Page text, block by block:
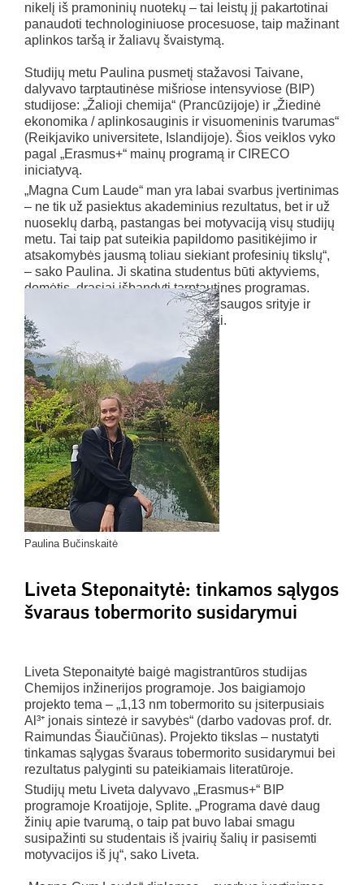
nikelį iš pramoninių nuotekų – tai leistų jį pakartotinai
panaudoti technologiniuose procesuose, taip mažinant
aplinkos taršą ir žaliavų švaistymą.
Studijų metu Paulina pusmetį stažavosi Taivane,
dalyvavo tarptautinėse mišriose intensyviose (BIP)
studijose: „Žalioji chemija“ (Prancūzijoje) ir „Žiedinė
ekonomika / aplinkosauginis ir visuomeninis tvarumas“
(Reikjaviko universitete, Islandijoje). Šios veiklos vyko
pagal „Erasmus+“ mainų programą ir CIRECO
iniciatyvą.
„Magna Cum Laude“ man yra labai svarbus įvertinimas
– ne tik už pasiektus akademinius rezultatus, bet ir už
nuoseklų darbą, pastangas bei motyvaciją visų studijų
metu. Tai taip pat suteikia papildomo pasitikėjimo ir
atsakomybės jausmą toliau siekiant profesinių tikslų“,
– sako Paulina. Ji skatina studentus būti aktyviems,
domėtis, drąsiai išbandyti tarptautines programas.
Artimiausi planai – darbas aplinkosaugos srityje ir
galimi doktorantūros studijų siekiai.
Paulina Bučinskaitė
Liveta Steponaitytė: tinkamos sąlygos
švaraus tobermorito susidarymui
Liveta Steponaitytė baigė magistrantūros studijas
Chemijos inžinerijos programoje. Jos baigiamojo
projekto tema – „1,13 nm tobermorito su įsiterpusiais
Al³⁺ jonais sintezė ir savybės“ (darbo vadovas prof. dr.
Raimundas Šiaučiūnas). Projekto tikslas – nustatyti
tinkamas sąlygas švaraus tobermorito susidarymui bei
rezultatus palyginti su pateikiamais literatūroje.
Studijų metu Liveta dalyvavo „Erasmus+“ BIP
programoje Kroatijoje, Splite. „Programa davė daug
žinių apie tvarumą, o taip pat buvo labai smagu
susipažinti su studentais iš įvairių šalių ir pasisemti
motyvacijos iš jų“, sako Liveta.